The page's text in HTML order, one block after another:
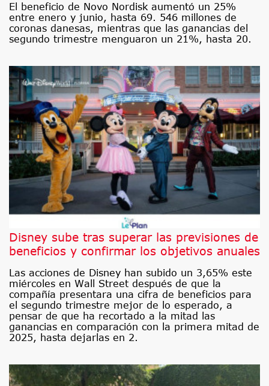
El beneficio de Novo Nordisk aumentó un 25%
entre enero y junio, hasta 69. 546 millones de
coronas danesas, mientras que las ganancias del
segundo trimestre menguaron un 21%, hasta 20.
Disney sube tras superar las previsiones de
beneficios y confirmar los objetivos anuales
Las acciones de Disney han subido un 3,65% este
miércoles en Wall Street después de que la
compañía presentara una cifra de beneficios para
el segundo trimestre mejor de lo esperado, a
pensar de que ha recortado a la mitad las
ganancias en comparación con la primera mitad de
2025, hasta dejarlas en 2.